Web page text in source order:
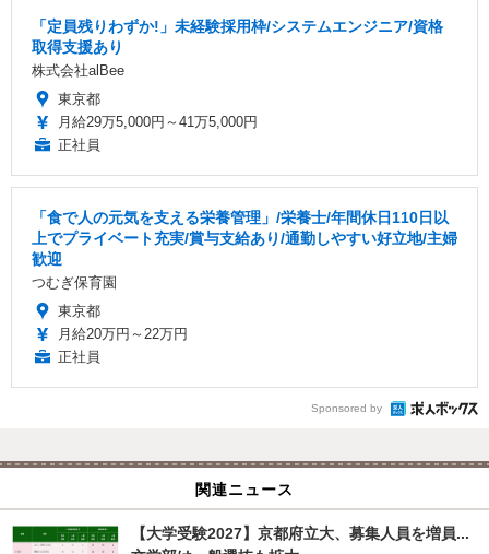
「定員残りわずか!」未経験採用枠/システムエンジニア/資格
取得支援あり
株式会社alBee
東京都
月給29万5,000円～41万5,000円
正社員
「食で人の元気を支える栄養管理」/栄養士/年間休日110日以
上でプライベート充実/賞与支給あり/通勤しやすい好立地/主婦
歓迎
つむぎ保育園
東京都
月給20万円～22万円
正社員
Sponsored by
関連ニュース
【大学受験2027】京都府立大、募集人員を増員...